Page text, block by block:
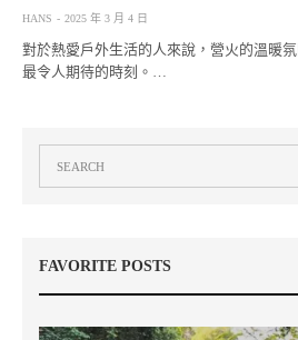
HANS 2025 年 3 月 4 日
對於熱愛戶外生活的人來說，營火的溫暖
最令人期待的時刻。…
FAVORITE POSTS